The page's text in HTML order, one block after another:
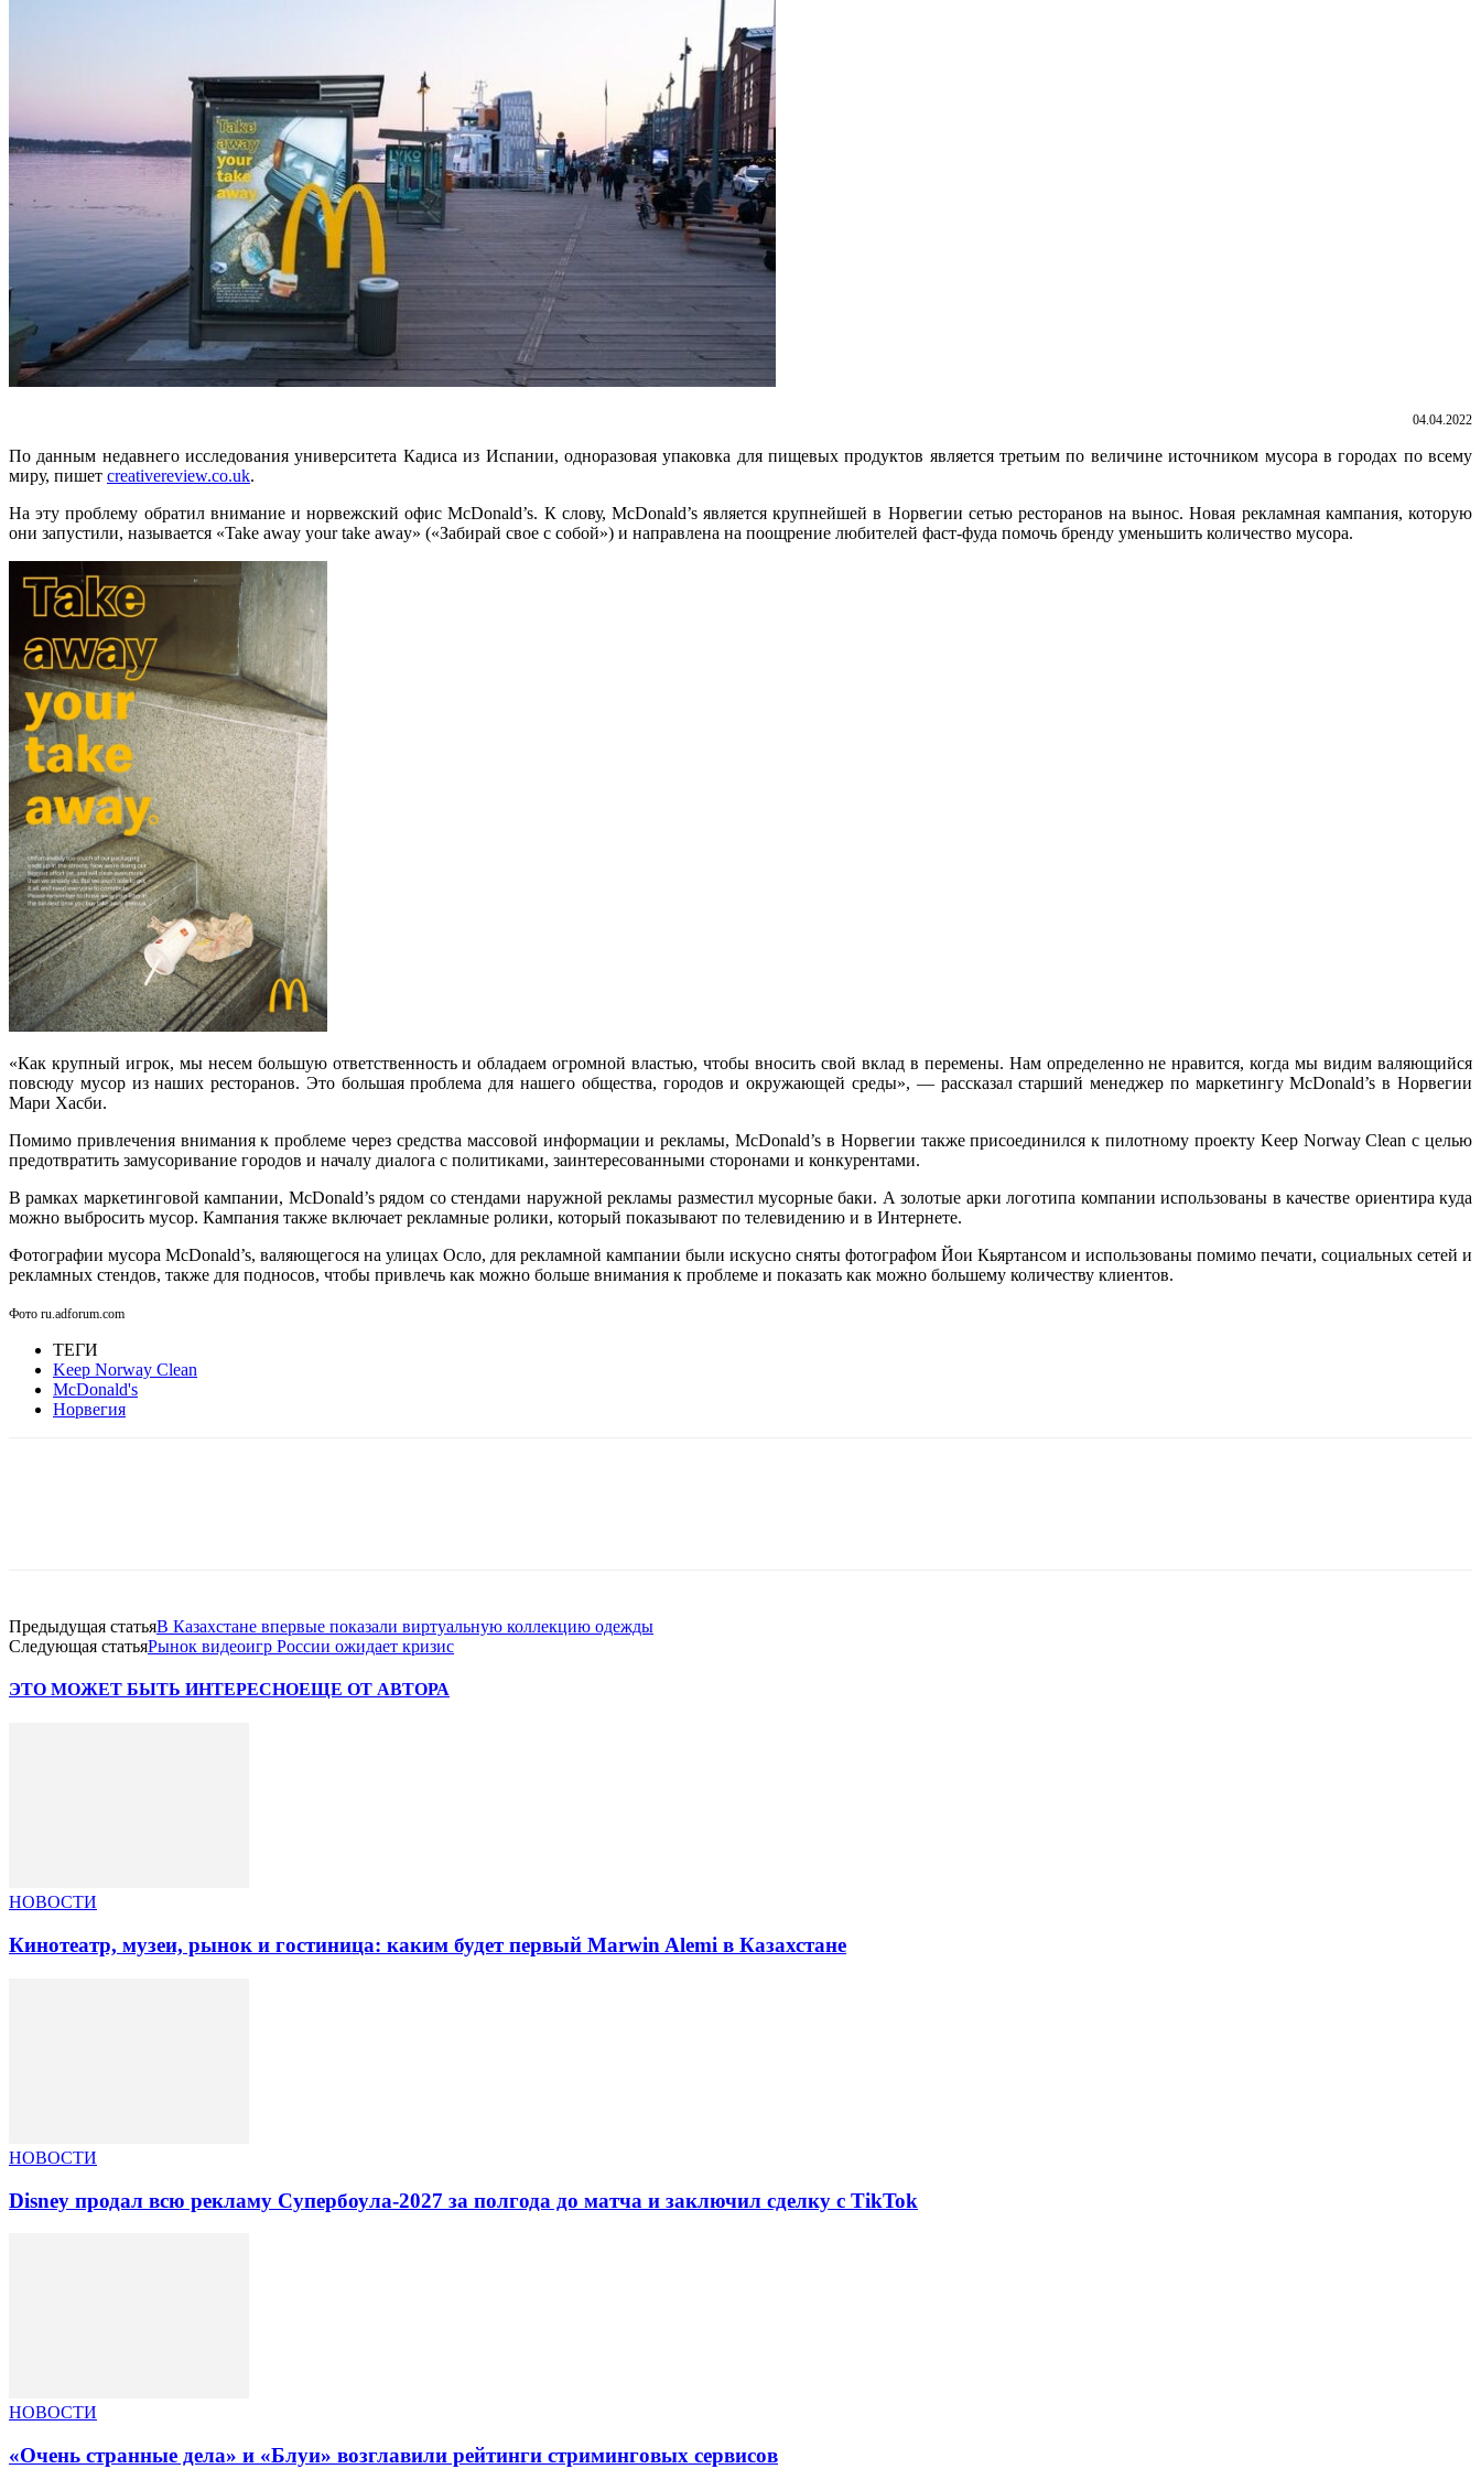
04.04.2022
По данным недавнего исследования университета Кадиса из Испании, одноразовая упаковка для пищевых продуктов является третьим по величине источником мусора в городах по всему
миру, пишет creativereview.co.uk.
На эту проблему обратил внимание и норвежский офис McDonald’s. К слову, McDonald’s является крупнейшей в Норвегии сетью ресторанов на вынос. Новая рекламная кампания, которую
они запустили, называется «Take away your take away» («Забирай свое с собой») и направлена на поощрение любителей фаст-фуда помочь бренду уменьшить количество мусора.
«Как крупный игрок, мы несем большую ответственность и обладаем огромной властью, чтобы вносить свой вклад в перемены. Нам определенно не нравится, когда мы видим валяющийся
повсюду мусор из наших ресторанов. Это большая проблема для нашего общества, городов и окружающей среды», — рассказал старший менеджер по маркетингу McDonald’s в Норвегии
Мари Хасби.
Помимо привлечения внимания к проблеме через средства массовой информации и рекламы, McDonald’s в Норвегии также присоединился к пилотному проекту Keep Norway Clean с целью
предотвратить замусоривание городов и началу диалога с политиками, заинтересованными сторонами и конкурентами.
В рамках маркетинговой кампании, McDonald’s рядом со стендами наружной рекламы разместил мусорные баки. А золотые арки логотипа компании использованы в качестве ориентира куда
можно выбросить мусор. Кампания также включает рекламные ролики, который показывают по телевидению и в Интернете.
Фотографии мусора McDonald’s, валяющегося на улицах Осло, для рекламной кампании были искусно сняты фотографом Йои Кьяртансом и использованы помимо печати, социальных сетей и
рекламных стендов, также для подносов, чтобы привлечь как можно больше внимания к проблеме и показать как можно большему количеству клиентов.
Фото ru.adforum.com
ТЕГИ
Keep Norway Clean
McDonald's
Норвегия
Предыдущая статьяВ Казахстане впервые показали виртуальную коллекцию одежды
Следующая статьяРынок видеоигр России ожидает кризис
ЭТО МОЖЕТ БЫТЬ ИНТЕРЕСНОЕЩЕ ОТ АВТОРА
НОВОСТИ
Кинотеатр, музеи, рынок и гостиница: каким будет первый Marwin Alemi в Казахстане
НОВОСТИ
Disney продал всю рекламу Супербоула-2027 за полгода до матча и заключил сделку с TikTok
НОВОСТИ
«Очень странные дела» и «Блуи» возглавили рейтинги стриминговых сервисов